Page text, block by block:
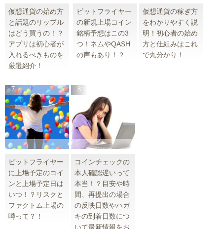
仮想通貨の始め方
と話題のリップル
はどう買うの！？
アプリは初心者が
入れるべきものを
厳選紹介！
ビットフライヤー
の新規上場コイン
銘柄予想はこの3
つ！ネムやQASH
の声もあり！？
仮想通貨の稼ぎ方
をわかりやすく説
明！初心者の始め
方と仕組みはこれ
で丸分かり！
ビットフライヤー
に上場予定のコイ
ンと上場予定日は
いつ！？リスクと
ファクトム上場の
噂って？！
コインチェックの
本人確認遅いって
本当！？目安や時
間、再提出の場合
の反映日数やハガ
キの到着日数につ
いて最新情報をお